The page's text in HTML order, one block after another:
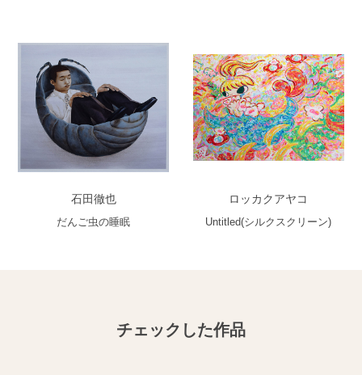
石田徹也
だんご虫の睡眠
ロッカクアヤコ
Untitled(シルクスクリーン)
チェックした作品